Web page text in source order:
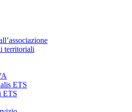
territoriali
ETS
ETS